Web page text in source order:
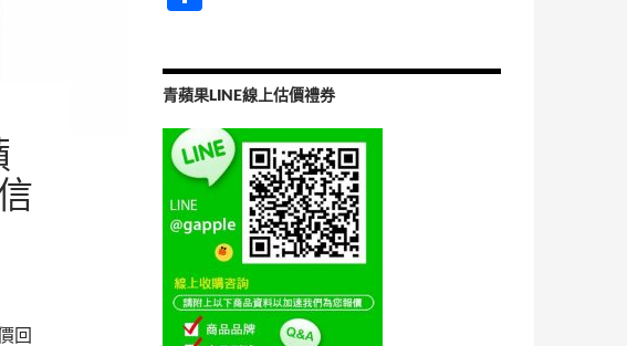
回
b
o
k
er
青蘋果LINE線上估價禮券